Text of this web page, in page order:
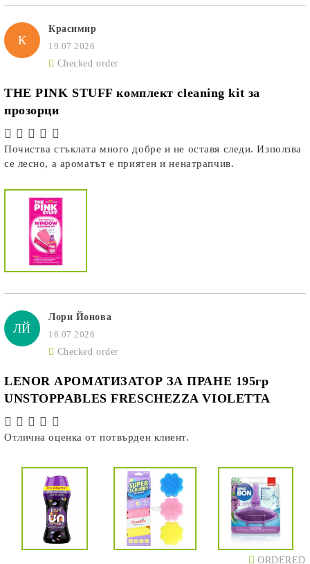
К
Красимир
19.07.2026
Checked order
THE PINK STUFF комплект cleaning kit за
прозорци
Почиства стъклата много добре и не оставя следи. Използва
се лесно, а ароматът е приятен и ненатрапчив.
ЛЙ
Лори Йонова
16.07.2026
Checked order
LENOR АРОМАТИЗАТОР ЗА ПРАНЕ 195гр
UNSTOPPABLES FRESCHEZZA VIOLETTA
Отлична оценка от потвърден клиент.
ORDERED